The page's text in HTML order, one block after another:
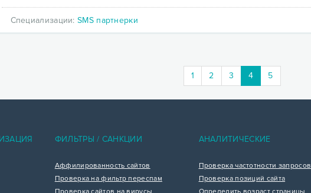
Специализации:SMS партнерки
1 2 3 4(current)
5
ФИЛЬТРЫ / САНКЦИИ
Аффилированность сайтов
Проверка на фильтр переспам
АНАЛИТИЧЕСКИЕ
Проверка частотности запросов
Проверка позиций сайта